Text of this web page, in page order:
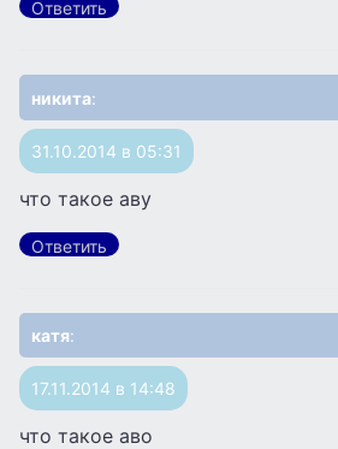
Ответить
никита:
31.10.2014 в 05:31
что такое аву
Ответить
катя:
17.11.2014 в 14:48
что такое аво